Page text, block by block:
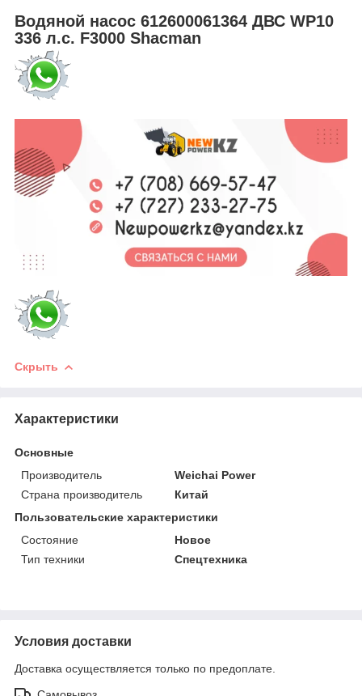
Водяной насос 612600061364 ДВС WP10
336 л.с. F3000 Shacman
Скрыть
Характеристики
Основные
Производитель
Weichai Power
Страна производитель
Китай
Пользовательские характеристики
Состояние
Новое
Тип техники
Спецтехника
Условия доставки
Доставка осуществляется только по предоплате.